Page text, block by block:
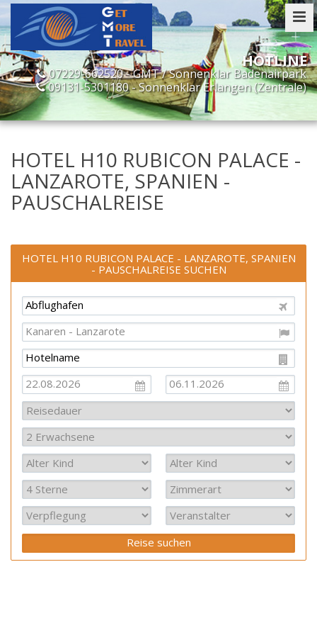
07229-662520 - GMT / Sonnenklar Badenairpark
09131-5301180 - Sonnenklar Erlangen (Zentrale)
HOTEL H10 RUBICON PALACE -
LANZAROTE, SPANIEN -
PAUSCHALREISE
HOTEL H10 RUBICON PALACE - LANZAROTE, SPANIEN
- PAUSCHALREISE SUCHEN